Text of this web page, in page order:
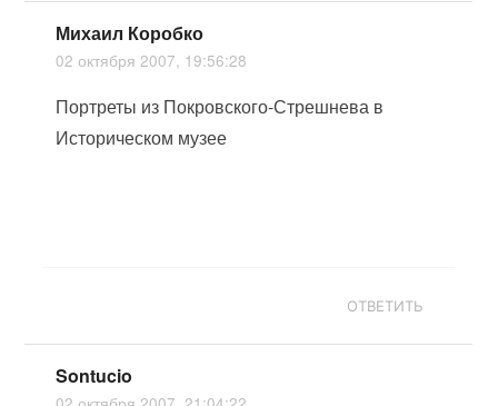
Михаил Коробко
02 октября 2007, 19:56:28
Портреты из Покровского-Стрешнева в
Историческом музее
ОТВЕТИТЬ
Sontucio